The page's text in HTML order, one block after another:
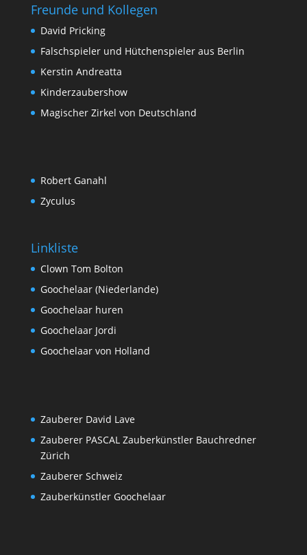
Freunde und Kollegen
David Pricking
Falschspieler und Hütchenspieler aus Berlin
Kerstin Andreatta
Kinderzaubershow
Magischer Zirkel von Deutschland
Robert Ganahl
Zyculus
Linkliste
Clown Tom Bolton
Goochelaar (Niederlande)
Goochelaar huren
Goochelaar Jordi
Goochelaar von Holland
Zauberer David Lave
Zauberer PASCAL Zauberkünstler Bauchredner
Zürich
Zauberer Schweiz
Zauberkünstler Goochelaar